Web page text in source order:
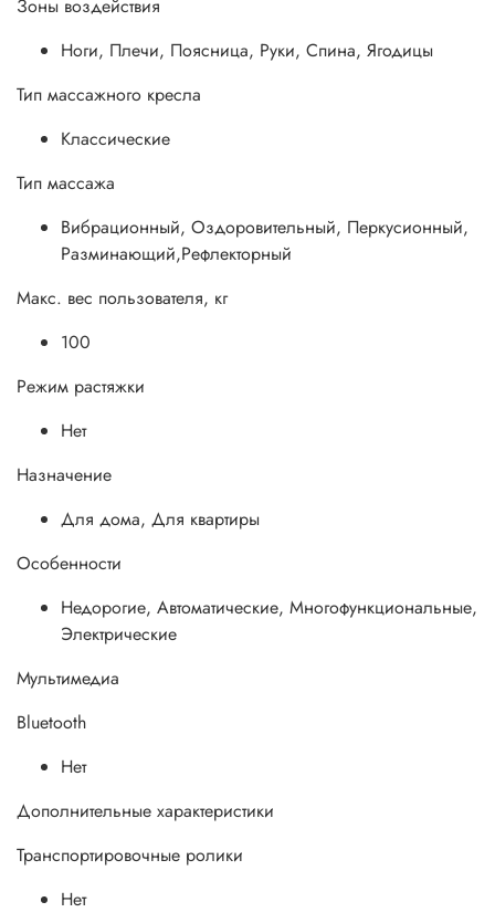
Зоны воздействия
Ноги, Плечи, Поясница, Руки, Спина, Ягодицы
Тип массажного кресла
Классические
Тип массажа
Вибрационный, Оздоровительный, Перкусионный,
Разминающий,Рефлекторный
Макс. вес пользователя, кг
100
Режим растяжки
Нет
Назначение
Для дома, Для квартиры
Особенности
Недорогие, Автоматические, Многофункциональные,
Электрические
Мультимедиа
Bluetooth
Нет
Дополнительные xарактеристики
Транспортировочные ролики
Нет